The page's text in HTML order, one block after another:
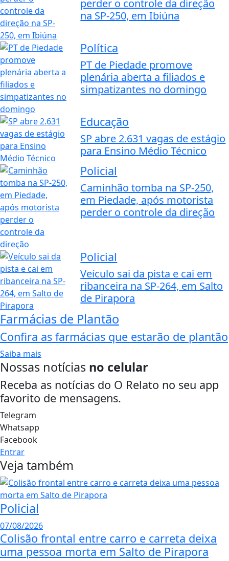
perder o controle da direção
na SP-250, em Ibiúna
Política
PT de Piedade promove
plenária aberta a filiados e
simpatizantes no domingo
Educação
SP abre 2.631 vagas de estágio
para Ensino Médio Técnico
Policial
Caminhão tomba na SP-250,
em Piedade, após motorista
perder o controle da direção
Policial
Veículo sai da pista e cai em
ribanceira na SP-264, em Salto
de Pirapora
Farmácias de Plantão
Confira as farmácias que estarão de plantão
Saiba mais
Nossas notícias no celular
Receba as notícias do O Relato no seu app
favorito de mensagens.
Telegram
Whatsapp
Facebook
Entrar
Veja também
Policial
07/08/2026
Colisão frontal entre carro e carreta deixa
uma pessoa morta em Salto de Pirapora